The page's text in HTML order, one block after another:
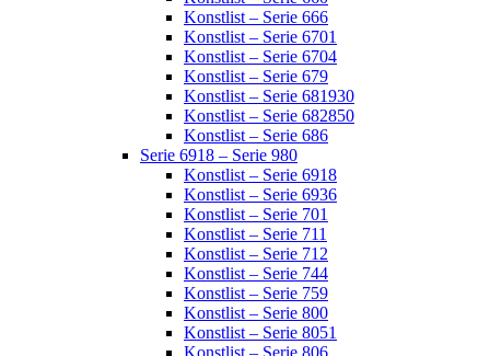
Konstlist – Serie 666
Konstlist – Serie 6701
Konstlist – Serie 6704
Konstlist – Serie 679
Konstlist – Serie 681930
Konstlist – Serie 682850
Konstlist – Serie 686
Serie 6918 – Serie 980
Konstlist – Serie 6918
Konstlist – Serie 6936
Konstlist – Serie 701
Konstlist – Serie 711
Konstlist – Serie 712
Konstlist – Serie 744
Konstlist – Serie 759
Konstlist – Serie 800
Konstlist – Serie 8051
Konstlist – Serie 806